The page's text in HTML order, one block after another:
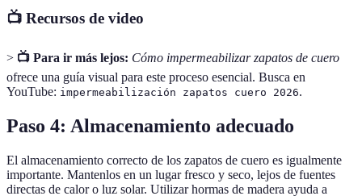
📺 Recursos de video
> 📺 Para ir más lejos: Cómo impermeabilizar zapatos de cuero
ofrece una guía visual para este proceso esencial. Busca en
YouTube: impermeabilización zapatos cuero 2026.
Paso 4: Almacenamiento adecuado
El almacenamiento correcto de los zapatos de cuero es igualmente
importante. Mantenlos en un lugar fresco y seco, lejos de fuentes
directas de calor o luz solar. Utilizar hormas de madera ayuda a